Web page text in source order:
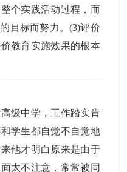
个实践活动过程，而
目标而努力。(3)评价
教育实施效果的根本
级中学，工作踏实肯
学生都自觉不自觉地
他才明白原来是由于
太不注意，常常被同